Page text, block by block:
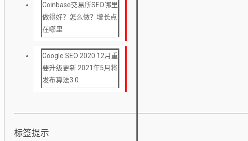
Coinbase交易所SEO哪里
做得好？怎么做？增长点
在哪里
Google SEO 2020 12月重
要升级更新 2021年5月将
发布算法3.0
标签提示